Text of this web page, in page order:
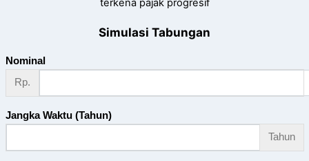
terkena pajak progresif
Simulasi Tabungan
Nominal
Rp.
Jangka Waktu (Tahun)
Tahun